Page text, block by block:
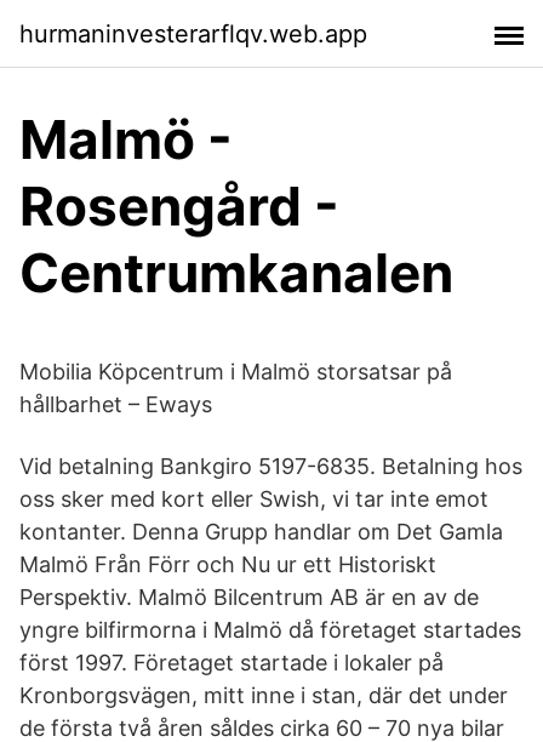
hurmaninvesterarflqv.web.app
Malmö -
Rosengård -
Centrumkanalen
Mobilia Köpcentrum i Malmö storsatsar på
hållbarhet – Eways
Vid betalning Bankgiro 5197-6835. Betalning hos
oss sker med kort eller Swish, vi tar inte emot
kontanter. Denna Grupp handlar om Det Gamla
Malmö Från Förr och Nu ur ett Historiskt
Perspektiv. Malmö Bilcentrum AB är en av de
yngre bilfirmorna i Malmö då företaget startades
först 1997. Företaget startade i lokaler på
Kronborgsvägen, mitt inne i stan, där det under
de första två åren såldes cirka 60 – 70 nya bilar